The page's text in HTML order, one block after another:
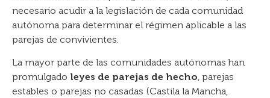
necesario acudir a la legislación de cada comunidad
autónoma para determinar el régimen aplicable a las
parejas de convivientes.
La mayor parte de las comunidades autónomas han
promulgado leyes de parejas de hecho, parejas
estables o parejas no casadas (Castila la Mancha,